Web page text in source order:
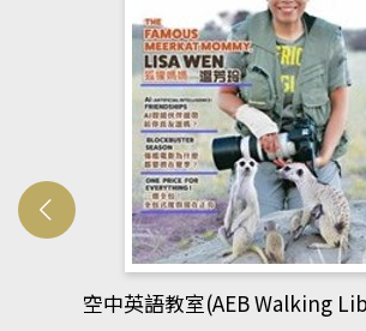
網管人(kono平台)